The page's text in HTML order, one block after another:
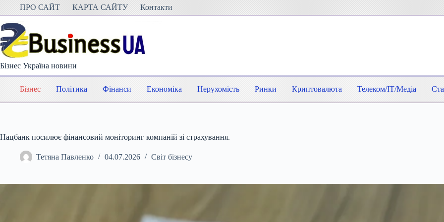
Перейти
вмісту
ПРО САЙТ КАРТА САЙТУ Контакти
Бізнес Україна новини
Бізнес Політика Фінанси Економіка Нерухомість Ринки Криптовалюта Телеком/IT/Медіа
Нацбанк посилює фінансовий моніторинг компаній зі страхування.
Тетяна Павленко 04.07.2026 Світ бізнесу